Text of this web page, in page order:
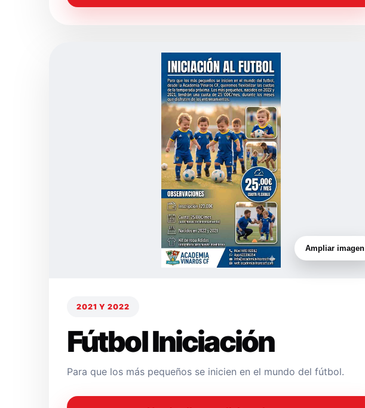
Ampliar imagen
2021 Y 2022
Fútbol Iniciación
Para que los más pequeños se inicien en el mundo del fútbol.